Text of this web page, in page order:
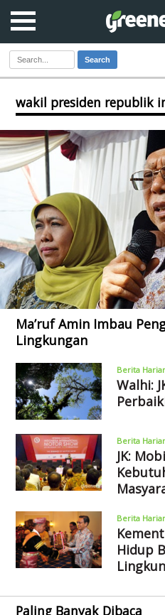
Search
wakil presiden republik
Ma’ruf Amin Imbau
Lingkungan
Berita
Walhi:
Berita
JK:
Berita
Hidup
Paling Banyak Dibaca